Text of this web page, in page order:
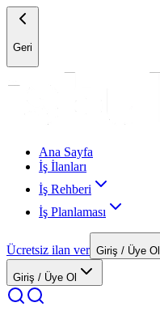
Geri
Ana Sayfa
İş İlanları
İş Rehberi
İş Planlaması
Ücretsiz ilan ver Giriş / Üye Ol
Giriş / Üye Ol